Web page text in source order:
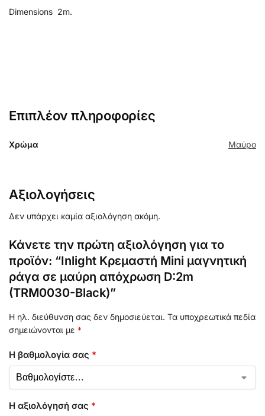
Dimensions 2m.
Επιπλέον πληροφορίες
Χρώμα Μαύρο
Αξιολογήσεις
Δεν υπάρχει καμία αξιολόγηση ακόμη.
Κάνετε την πρώτη αξιολόγηση για το
προϊόν: “Inlight Κρεμαστή Mini μαγνητική
ράγα σε μαύρη απόχρωση D:2m
(TRM0030-Black)”
Η ηλ. διεύθυνση σας δεν δημοσιεύεται. Τα υποχρεωτικά πεδία
σημειώνονται με *
Η βαθμολογία σας *
Η αξιολόγησή σας *